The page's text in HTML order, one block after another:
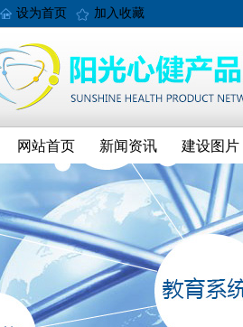
设为首页 加入收藏
网站首页 新闻资讯 建设图片